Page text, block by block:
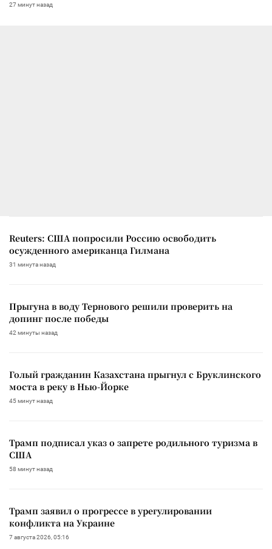
27 минут назад
Reuters: США попросили Россию освободить
осужденного американца Гилмана
31 минута назад
Прыгуна в воду Тернового решили проверить на
допинг после победы
42 минуты назад
Голый гражданин Казахстана прыгнул с Бруклинского
моста в реку в Нью-Йорке
45 минут назад
Трамп подписал указ о запрете родильного туризма в
США
58 минут назад
Трамп заявил о прогрессе в урегулировании
конфликта на Украине
7 августа 2026, 05:16